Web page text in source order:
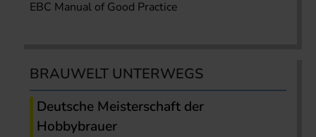
EBC Manual of Good Practice
BRAUWELT UNTERWEGS
Deutsche Meisterschaft der
Hobbybrauer